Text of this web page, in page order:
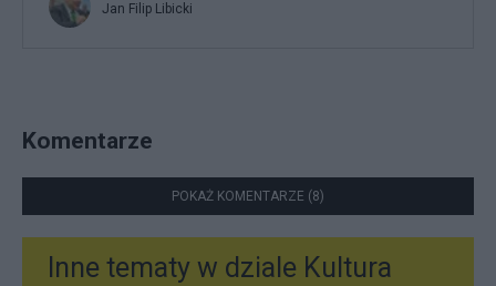
Jan Filip Libicki
Komentarze
POKAŻ KOMENTARZE (8)
Inne tematy w dziale Kultura